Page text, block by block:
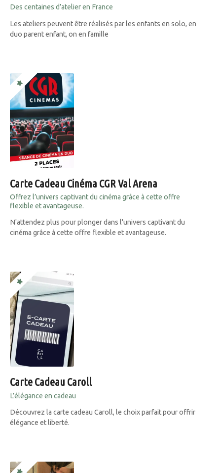
Des centaines d’atelier en France
Les ateliers peuvent être réalisés par les enfants en solo, en
duo parent enfant, on en famille
Carte Cadeau Cinéma CGR Val Arena
Offrez l’univers captivant du cinéma grâce à cette offre
flexible et avantageuse.
N'attendez plus pour plonger dans l'univers captivant du
cinéma grâce à cette offre flexible et avantageuse.
Carte Cadeau Caroll
L’élégance en cadeau
Découvrez la carte cadeau Caroll, le choix parfait pour offrir
élégance et liberté.